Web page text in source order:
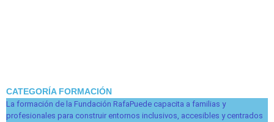
CATEGORÍA FORMACIÓN
La formación de la Fundación RafaPuede capacita a familias y
profesionales para construir entornos inclusivos, accesibles y centrados